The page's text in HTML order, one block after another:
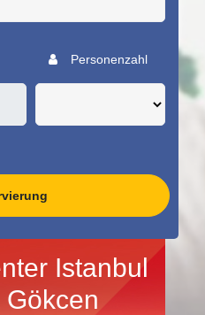
Personenzahl
Istanbul